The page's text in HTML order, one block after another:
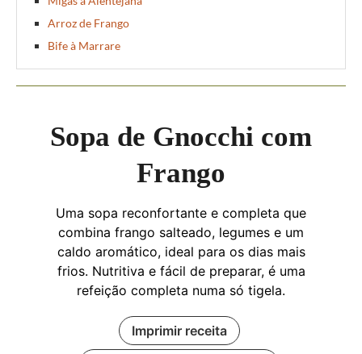
Arroz de Frango
Bife à Marrare
Sopa de Gnocchi com
Frango
Uma sopa reconfortante e completa que
combina frango salteado, legumes e um
caldo aromático, ideal para os dias mais
frios. Nutritiva e fácil de preparar, é uma
refeição completa numa só tigela.
Imprimir receita